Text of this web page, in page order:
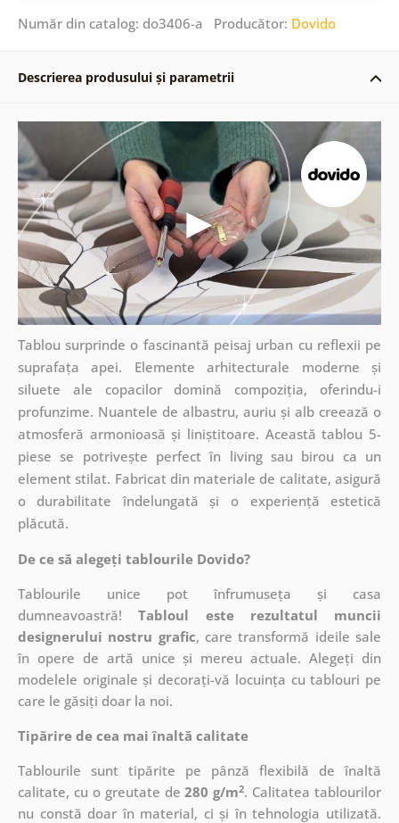
Număr din catalog: do3406-a Producător: Dovido
Descrierea produsului și parametrii
Tablou surprinde o fascinantă peisaj urban cu reflexii pe
suprafața apei. Elemente arhitecturale moderne și
siluete ale copacilor domină compoziția, oferindu-i
profunzime. Nuantele de albastru, auriu și alb creează o
atmosferă armonioasă și liniștitoare. Această tablou 5-
piese se potrivește perfect în living sau birou ca un
element stilat. Fabricat din materiale de calitate, asigură
o durabilitate îndelungată și o experiență estetică
plăcută.
De ce să alegeți tablourile Dovido?
Tablourile unice pot înfrumuseța și casa
dumneavoastră!Tabloul este rezultatul muncii
designerului nostru grafic, caretransformă ideile sale
în opere de artă unice și mereu actuale. Alegeți din
modelele originale și decorați-vă locuința cu tablouri pe
care le găsiți doar la noi.
Tipărire de cea mai înaltă calitate
Tablourile sunt tipărite pe pânză flexibilă de înaltă
calitate, cu o greutate de280 g/m2. Calitatea tablourilor
nu constă doar în material, ci și în tehnologia utilizată.